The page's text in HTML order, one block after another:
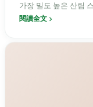
가장 밀도 높은 산림
閱讀全文